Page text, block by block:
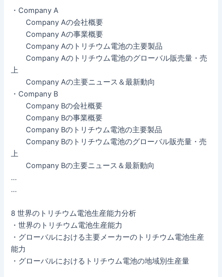
・Company A
Company Aの会社概要
Company Aの事業概要
Company Aのトリチウム電池の主要製品
Company Aのトリチウム電池のグローバル販売量・売
上
Company Aの主要ニュース＆最新動向
・Company B
Company Bの会社概要
Company Bの事業概要
Company Bのトリチウム電池の主要製品
Company Bのトリチウム電池のグローバル販売量・売
上
Company Bの主要ニュース＆最新動向
…
…
8 世界のトリチウム電池生産能力分析
・世界のトリチウム電池生産能力
・グローバルにおける主要メーカーのトリチウム電池生産
能力
・グローバルにおけるトリチウム電池の地域別生産量